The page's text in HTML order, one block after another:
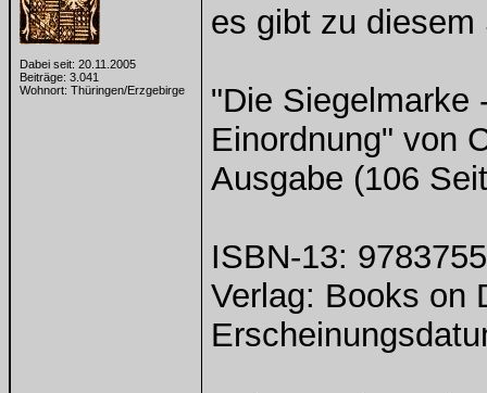
Dabei seit: 20.11.2005
Beiträge: 3.041
Wohnort: Thüringen/Erzgebirge
es gibt zu diesem
"Die Siegelmarke
Einordnung" von
Ausgabe (106
ISBN-13:
Verlag: Books on